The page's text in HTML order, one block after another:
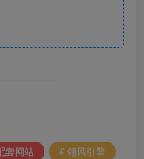
套网站
# 翎风引擎